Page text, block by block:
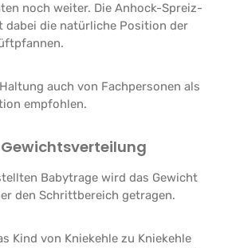
noch weiter. Die Anhock-Spreiz-
die natürliche Position der
auch von Fachpersonen als
empfohlen.
Babytrage wird das Gewicht
den Schrittbereich getragen.
Kind von Kniekehle zu Kniekehle